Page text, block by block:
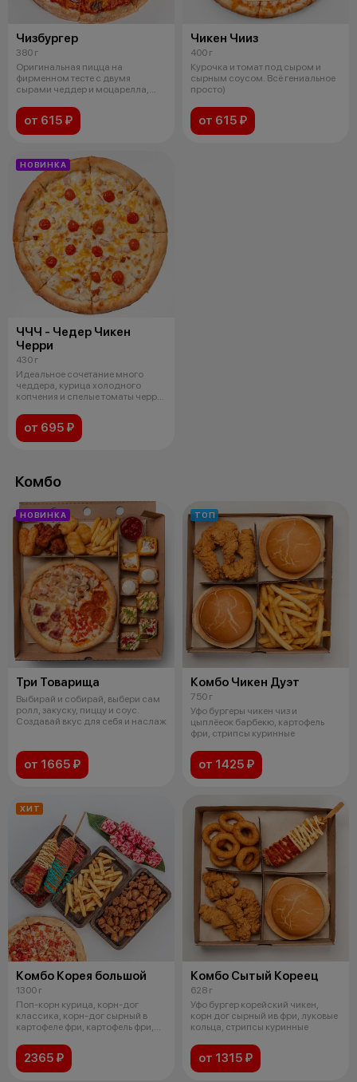
Чизбургер
380 г
Оригинальная пицца на
фирменном тесте с двумя
сырами чеддер и моцарелла,
от 615 ₽
Чикен Чииз
400 г
Курочка и томат под сыром и
сырным соусом. Всё гениальное
просто)
от 615 ₽
НОВИНКА
ЧЧЧ - Чедер Чикен
Черри
430 г
Идеальное сочетание много
чеддера, курица холодного
копчения и спелые томаты черри,
от 695 ₽
Комбо
НОВИНКА
Три Товарища
Выбирай и собирай, выбери сам
ролл, закуску, пиццу и соус.
Создавай вкус для себя и наслаж
от 1665 ₽
ТОП
Комбо Чикен Дуэт
750 г
Уфо бургеры чикен чиз и
цыплёеок барбекю, картофель
фри, стрипсы куринные
от 1425 ₽
ХИТ
Комбо Корея большой
1300 г
Поп-корн курица, корн-дог
классика, корн-дог сырный в
картофеле фри, картофель фри,
2365 ₽
Комбо Сытый Кореец
628 г
Уфо бургер корейский чикен,
корн дог сырный ив фри, луковые
кольца, стрипсы куринные
от 1315 ₽